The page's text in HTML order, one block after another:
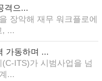
격으...
장악해 재무 워크플로에
, ...
가동하며 ...
ITS)가 시범사업을 넘
...